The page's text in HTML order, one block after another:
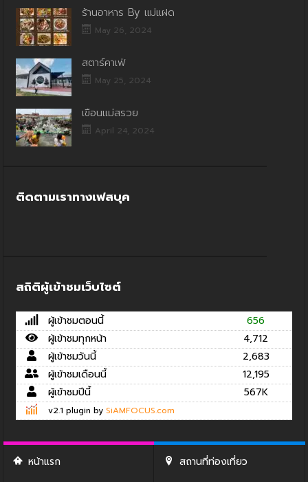
ร้านอาหาร By แม่แฝด
May 26, 2024
สตาร์คาเฟ่
May 25, 2024
เขื่อนแม่สรวย
April 24, 2024
ติดตามเราทางเฟสบุค
สถิติผู้เข้าชมเว็บไซต์
ผู้เข้าชมตอนนี้
656
ผู้เข้าชมทุกหน้า
4,712
ผู้เข้าชมวันนี้
2,683
ผู้เข้าชมเดือนนี้
12,195
ผู้เข้าชมปีนี้
567K
v2.1 plugin by SiAMFOCUS.com
หน้าแรก สถานที่ท่องเที่ยว